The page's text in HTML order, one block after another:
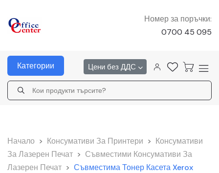
Номер за поръчки:
0700 45 095
Категории Цени без ДДС
Начало > Консумативи За Принтери > Консумативи
За Лазерен Печат > Съвместими Консумативи За
Лазерен Печат > Съвместима Тонер Касета Xerox